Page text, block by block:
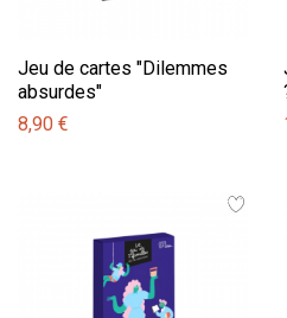
Jeu de cartes "Dilemmes
absurdes"
8,90 €